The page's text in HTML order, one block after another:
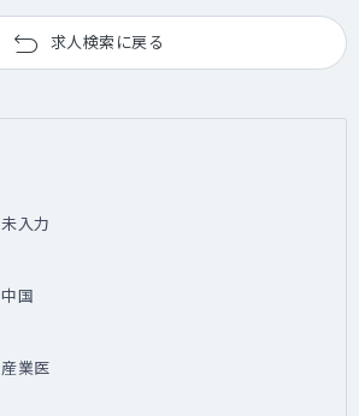
求人検索に戻る
未入力
中国
産業医